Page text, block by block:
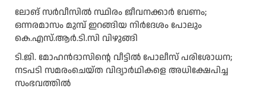
ലോങ് സർവീസിൽ സ്ഥിരം ജീവനക്കാർ വേണം;
ഒന്നരമാസം മുമ്പ് ഇറങ്ങിയ നിർദേശം പോലും
കെ.എസ്.ആർ.ടി.സി വിഴുങ്ങി
ടി.ജി. മോഹൻദാസിന്റെ വീട്ടിൽ പോലീസ് പരിശോധന;
നടപടി സമരംചെയ്ത വിദ്യാർഥികളെ അധിക്ഷേപിച്ച
സംഭവത്തിൽ